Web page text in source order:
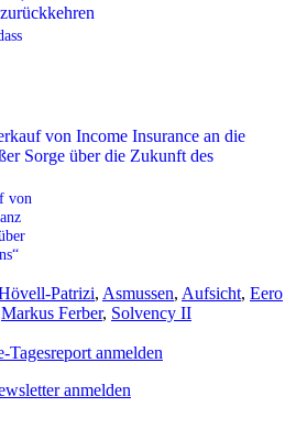
von
Patrizi, Asmussen, Aufsicht, Eero
Markus Ferber, Solvency II